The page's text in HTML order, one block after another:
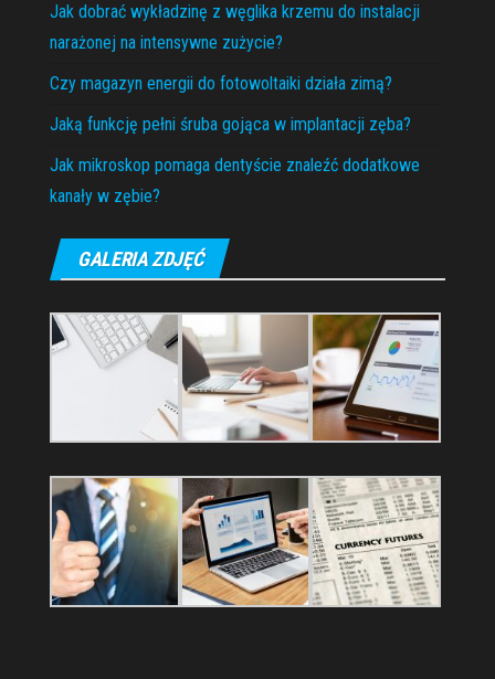
Jak dobrać wykładzinę z węglika krzemu do instalacji
narażonej na intensywne zużycie?
Czy magazyn energii do fotowoltaiki działa zimą?
Jaką funkcję pełni śruba gojąca w implantacji zęba?
Jak mikroskop pomaga dentyście znaleźć dodatkowe
kanały w zębie?
GALERIA ZDJĘĆ